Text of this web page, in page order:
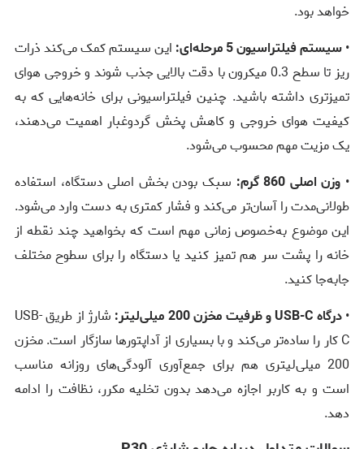
خواهد بود.
•سیستم فیلتراسیون 5 مرحله‌ای:
این سیستم کمک می‌کند ذرات
ریز تا سطح 0.3 میکرون با دقت بالایی جذب شوند و خروجی هوای
تمیزتری داشته باشید. چنین فیلتراسیونی برای خانه‌هایی که به
کیفیت هوای خروجی و کاهش پخش گردوغبار اهمیت می‌دهند،
یک مزیت مهم محسوب می‌شود.
• وزن اصلی 860 گرم:
سبک بودن بخش اصلی دستگاه، استفاده
طولانی‌مدت را آسان‌تر می‌کند و فشار کمتری به دست وارد می‌شود.
این موضوع به‌خصوص زمانی مهم است که بخواهید چند نقطه از
خانه را پشت سر هم تمیز کنید یا دستگاه را برای سطوح مختلف
جابه‌جا کنید.
•درگاه USB-C و ظرفیت مخزن 200 میلی‌لیتر:
شارژ از طریق USB-
C کار را ساده‌تر می‌کند و با بسیاری از آداپتورها سازگار است. مخزن
200 میلی‌لیتری هم برای جمع‌آوری آلودگی‌های روزانه مناسب
است و به کاربر اجازه می‌دهد بدون تخلیه مکرر، نظافت را ادامه
دهد.